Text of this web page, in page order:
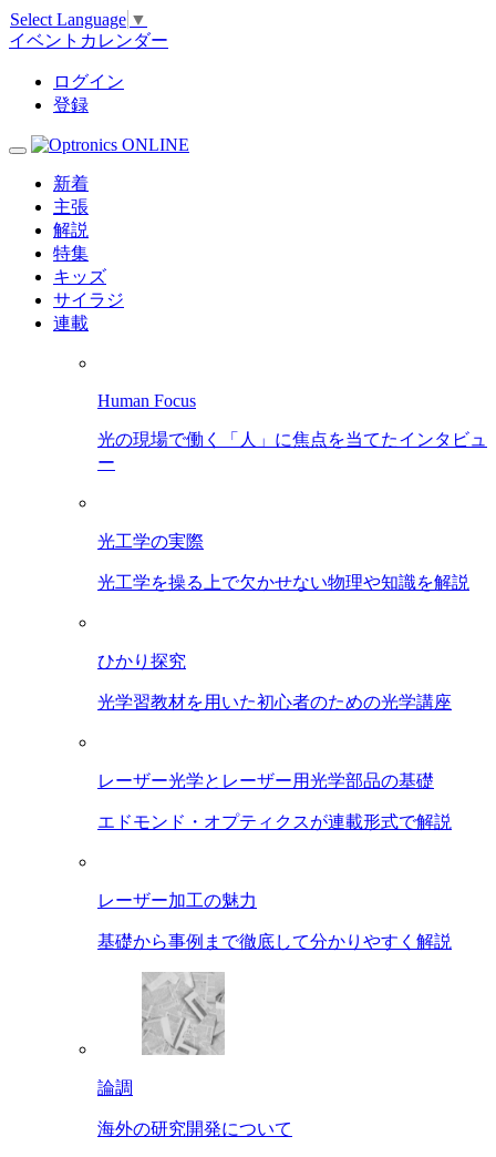
Select Language ▼
イベントカレンダー
ログイン
登録
新着
主張
解説
特集
キッズ
サイラジ
連載
Human Focus
光の現場で働く「人」に焦点を当てたインタビュ
ー
光工学の実際
光工学を操る上で欠かせない物理や知識を解説
ひかり探究
光学習教材を用いた初心者のための光学講座
レーザー光学とレーザー用光学部品の基礎
エドモンド・オプティクスが連載形式で解説
レーザー加工の魅力
基礎から事例まで徹底して分かりやすく解説
論調
海外の研究開発について